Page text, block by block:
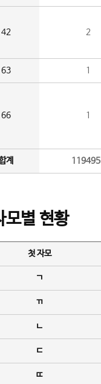
42 2
63 1
66 1
계
모별 현황
첫 자모
ㄱ
ㄲ
ㄴ
ㄷ
ㄸ